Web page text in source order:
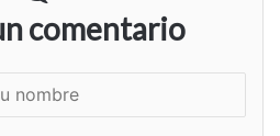
comentario